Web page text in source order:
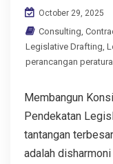
October 29, 2025
Consulting
Legislative Drafting
perancangan
Membangun
Pendekatan
tantangan
adalah